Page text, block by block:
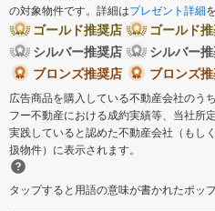
の対象物件です。詳細はプレゼント詳細
ゴールド推奨店
ゴールド
シルバー推奨店
シルバー
ブロンズ推奨店
ブロンズ
広告商品を購入している不動産会社のう
フー不動産における成約実績等、当社所
実践していると認めた不動産会社（もし
扱物件）に表示されます。
タップすると用語の意味が書かれたポッ